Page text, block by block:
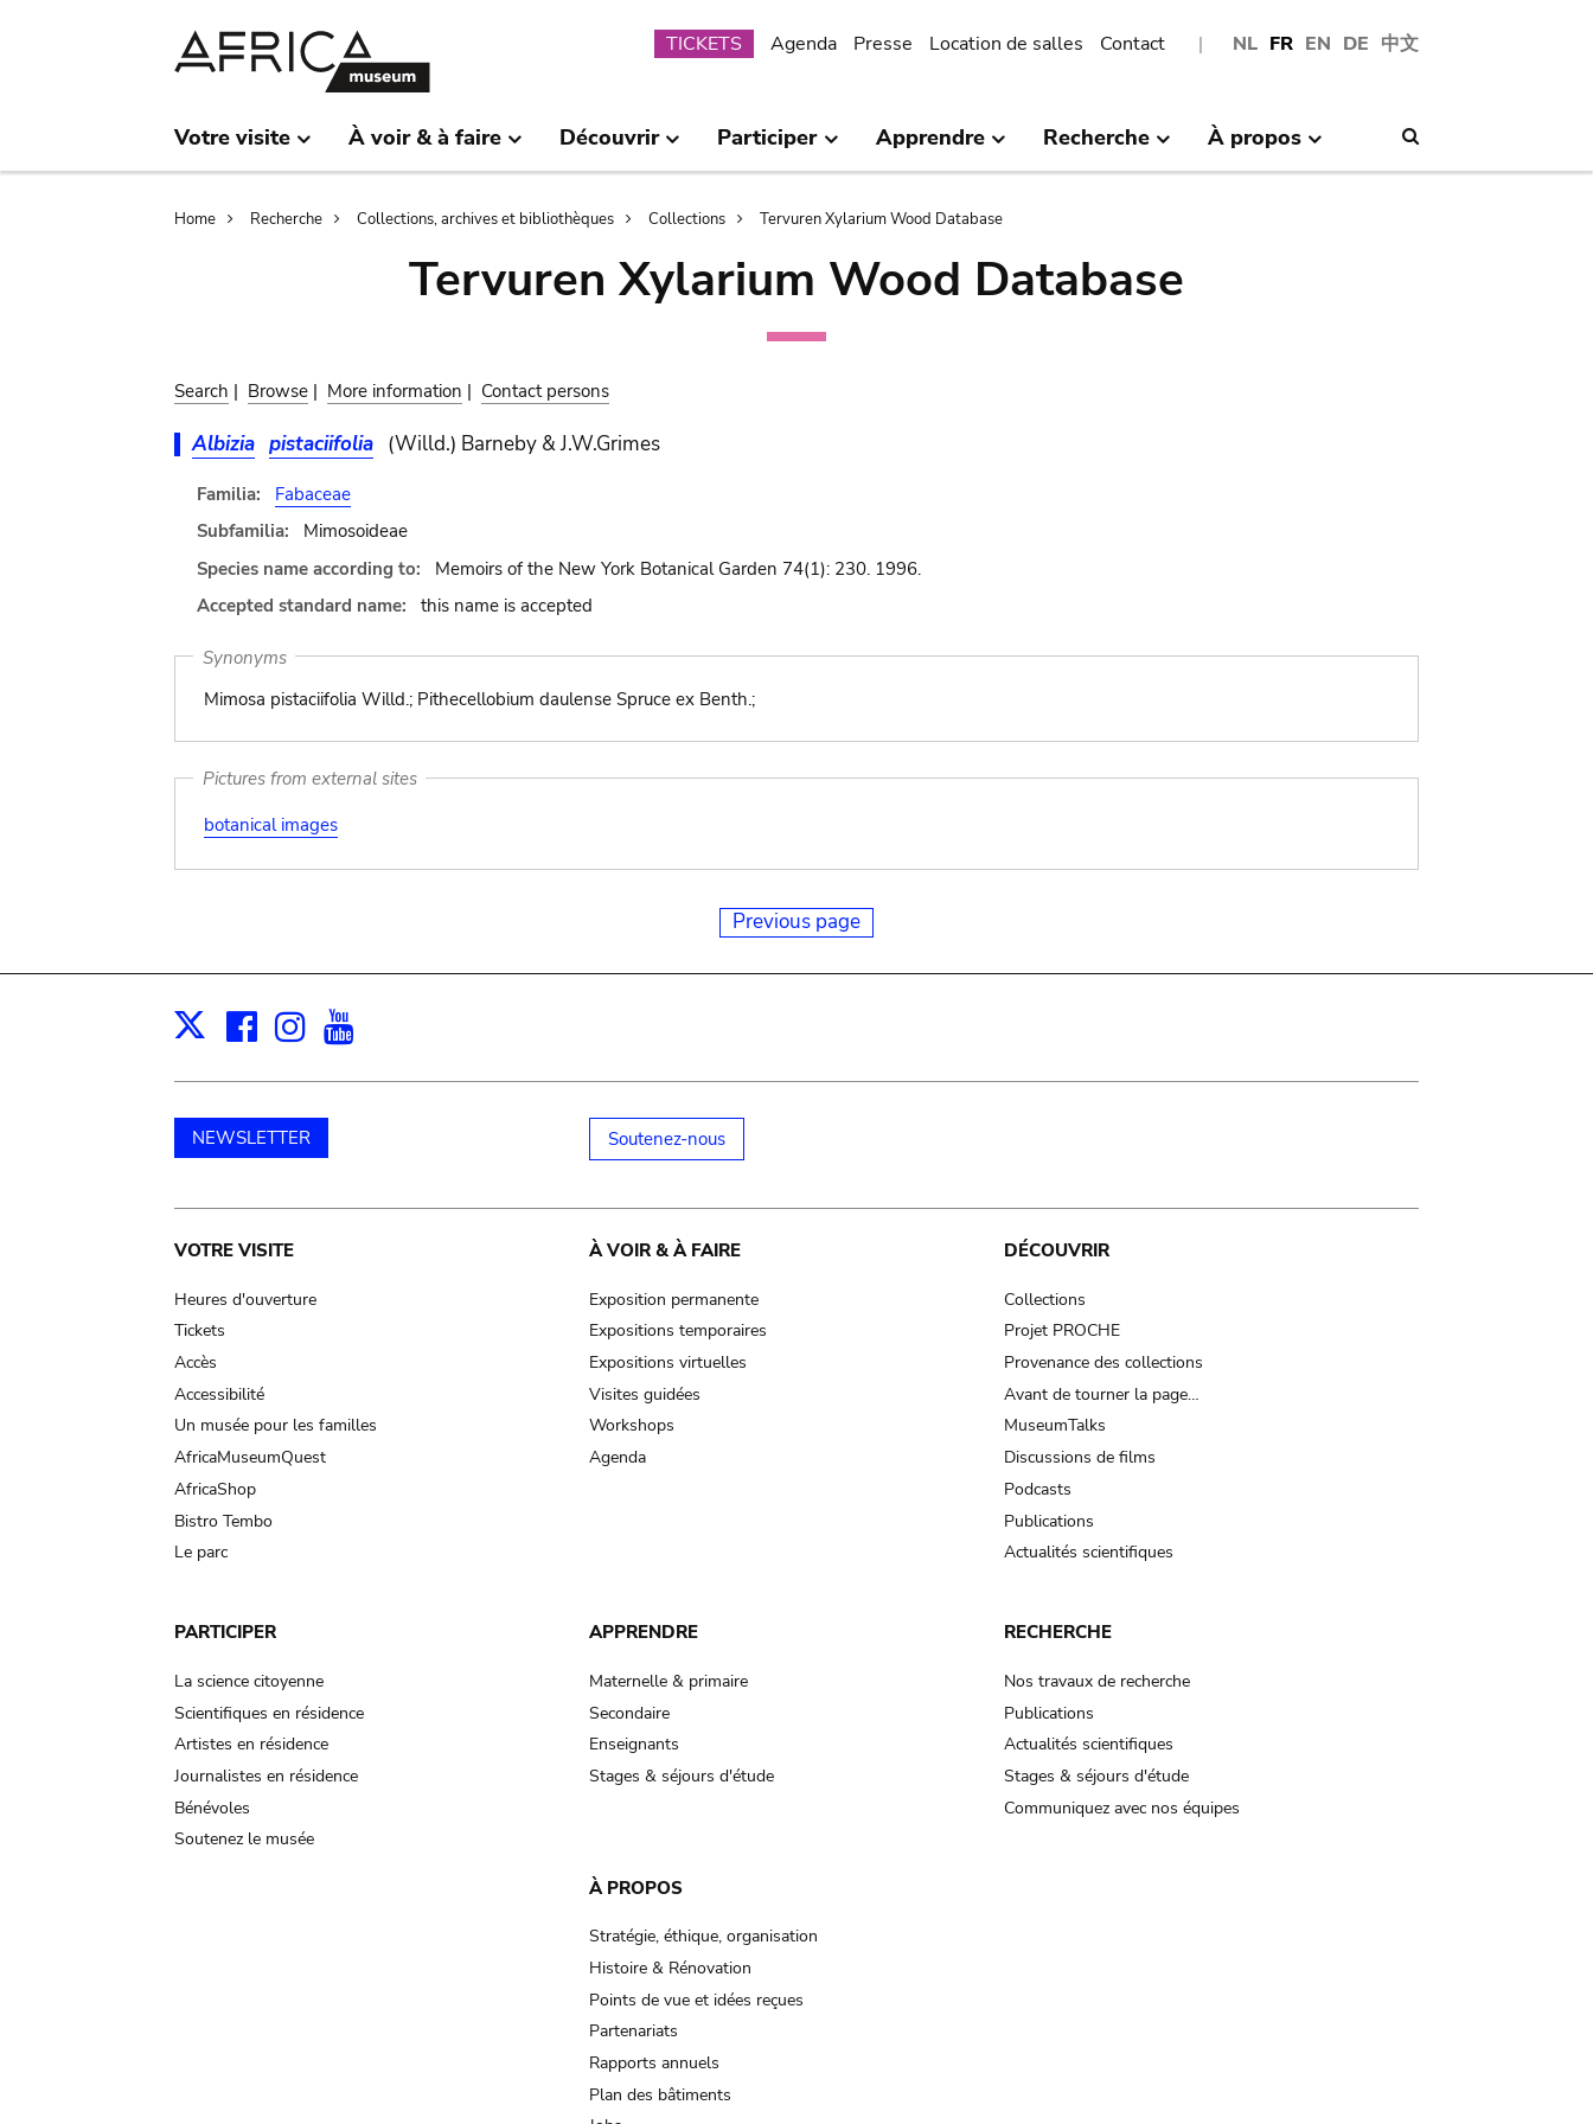
NL FR EN DE 中文
Submenu
TICKETS Agenda Presse Location de salles Contact
Votre visite À voir & à faire Découvrir Participer Apprendre Recherche À propos
Breadcrumb
Home Recherche Collections, archives et bibliothèques Collections Tervuren Xylarium Wood Database
Tervuren Xylarium Wood Database
Search | Browse | More information | Contact persons
Albizia pistaciifolia (Willd.) Barneby & J.W.Grimes
Familia:
Fabaceae
Subfamilia:
Mimosoideae
Species name according to:
Memoirs of the New York Botanical Garden 74(1): 230. 1996.
Accepted standard name:
this name is accepted
Synonyms
Mimosa pistaciifolia Willd.; Pithecellobium daulense Spruce ex Benth.;
Pictures from external sites
botanical images
Previous page
X Facebook
Instagram
NEWSLETTER Soutenez-nous
Main
navigation
VOTRE VISITE
Heures d'ouverture
Tickets
Accès
Accessibilité
Un musée pour les familles
AfricaMuseumQuest
AfricaShop
Bistro Tembo
Le parc
À VOIR & À FAIRE
Exposition permanente
Expositions temporaires
Expositions virtuelles
Visites guidées
Workshops
Agenda
DÉCOUVRIR
Collections
Projet PROCHE
Provenance des collections
Avant de tourner la page…
MuseumTalks
Discussions de films
Podcasts
Publications
Actualités scientifiques
PARTICIPER
La science citoyenne
Scientifiques en résidence
Artistes en résidence
Journalistes en résidence
Bénévoles
Soutenez le musée
APPRENDRE
Maternelle & primaire
Secondaire
Enseignants
Stages & séjours d'étude
RECHERCHE
Nos travaux de recherche
Publications
Actualités scientifiques
Stages & séjours d'étude
Communiquez avec nos équipes
À PROPOS
Stratégie, éthique, organisation
Histoire & Rénovation
Points de vue et idées reçues
Partenariats
Rapports annuels
Plan des bâtiments